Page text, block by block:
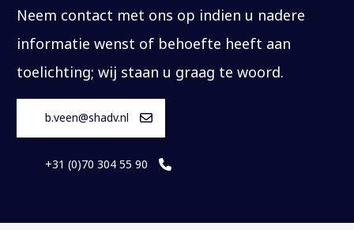
Neem contact met ons op indien u nadere
informatie wenst of behoefte heeft aan
toelichting; wij staan u graag te woord.
b.veen@shadv.nl
+31 (0)70 304 55 90